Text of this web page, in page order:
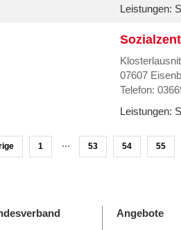
Leistungen:
07607
Telefon:
Leistungen:
1 … 53 54 55
Angebote